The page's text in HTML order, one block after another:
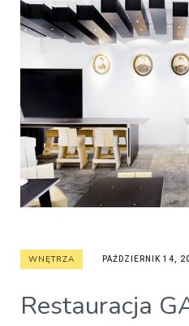
WNĘTRZA PAŹDZIERNIK 14,
Restauracja